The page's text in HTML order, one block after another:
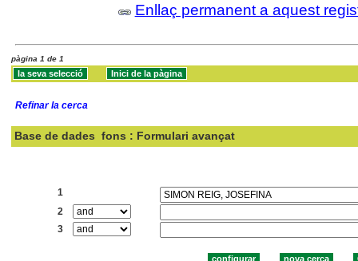
Enllaç permanent a aquest
pàgina 1 de 1
Refinar la cerca
Base de dades fons : Formulari avançat
1
2
3